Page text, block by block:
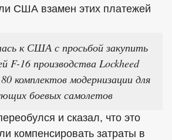
США взамен этих платежей
к США с просьбой закупить
F-16 производства Lockheed
комплектов модернизации для
боевых самолетов
и сказал, что это
компенсировать затраты в